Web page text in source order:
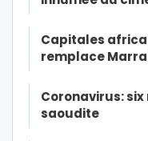
Capitales
remplace
Coronavirus:
saoudite